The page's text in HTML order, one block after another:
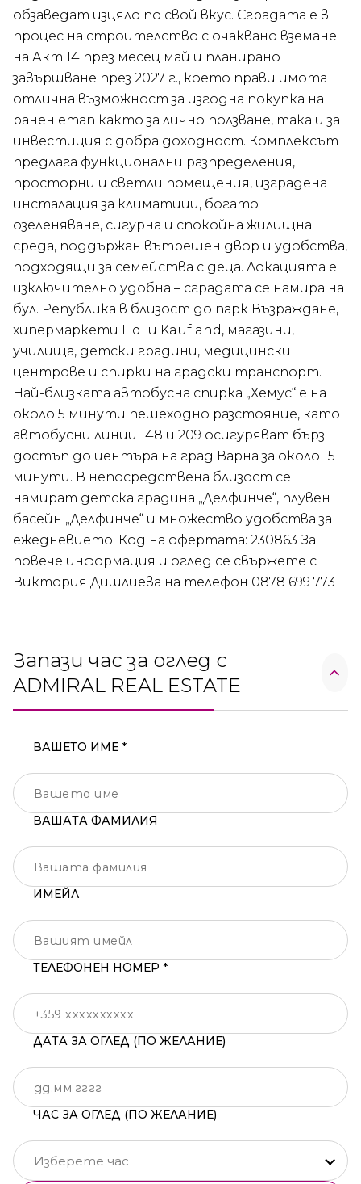
обзаведат изцяло по свой вкус. Сградата е в
процес на строителство с очаквано вземане
на Акт 14 през месец май и планирано
завършване през 2027 г., което прави имота
отлична възможност за изгодна покупка на
ранен етап както за лично ползване, така и за
инвестиция с добра доходност. Комплексът
предлага функционални разпределения,
просторни и светли помещения, изградена
инсталация за климатици, богато
озеленяване, сигурна и спокойна жилищна
среда, поддържан вътрешен двор и удобства,
подходящи за семейства с деца. Локацията е
изключително удобна – сградата се намира на
бул. Република в близост до парк Възраждане,
хипермаркети Lidl и Kaufland, магазини,
училища, детски градини, медицински
центрове и спирки на градски транспорт.
Най-близката автобусна спирка „Хемус“ е на
около 5 минути пешеходно разстояние, като
автобусни линии 148 и 209 осигуряват бърз
достъп до центъра на град Варна за около 15
минути. В непосредствена близост се
намират детска градина „Делфинче“, плувен
басейн „Делфинче“ и множество удобства за
ежедневието. Код на офертата: 230863 За
повече информация и оглед се свържете с
Виктория Дишлиева на телефон 0878 699 773
Запази час за оглед с
ADMIRAL REAL ESTATE
ВАШЕТО ИМЕ *
ВАШАТА ФАМИЛИЯ
ИМЕЙЛ
ТЕЛЕФОНЕН НОМЕР *
ДАТА ЗА ОГЛЕД (ПО ЖЕЛАНИЕ)
ЧАС ЗА ОГЛЕД (ПО ЖЕЛАНИЕ)
Изберете час